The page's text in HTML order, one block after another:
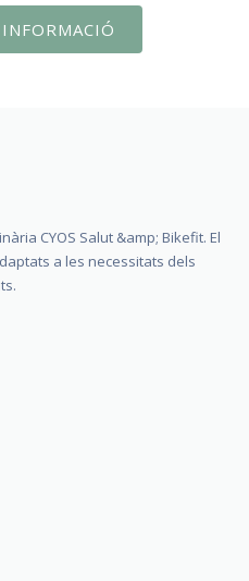
CYOS Salut &amp; Bikefit. El
a les necessitats dels